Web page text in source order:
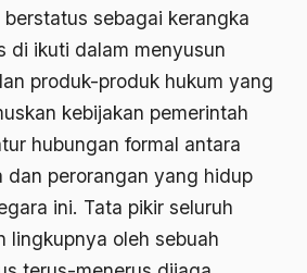
sebagai kerangka
di ikuti dalam menyusun
produk-produk hukum yang
kebijakan pemerintah
hubungan formal antara
dan perorangan yang hidup
ini. Tata pikir seluruh
lingkupnya oleh sebuah